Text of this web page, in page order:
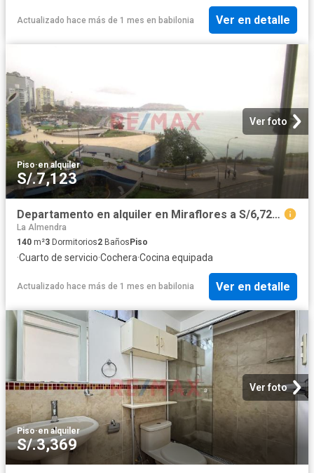
Actualizado hace más de 1 mes en babilonia Ver en detalle
Ver foto
Piso·en alquiler
S/.7,123
Departamento en alquiler en Miraflores a S/6,720 al mes
La Almendra
140 m²3 Dormitorios2 Baños Piso
·Cuarto de servicio·Cochera·Cocina equipada
Actualizado hace más de 1 mes en babilonia Ver en detalle
Ver foto
Piso·en alquiler
S/.3,369